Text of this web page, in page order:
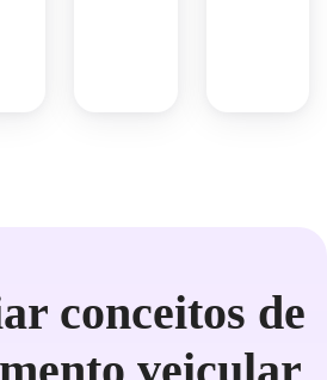
conceitos de